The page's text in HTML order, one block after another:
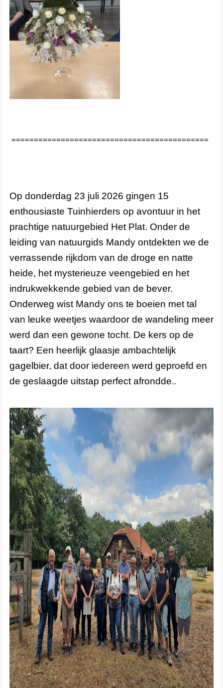
============================================
Op donderdag 23 juli 2026 gingen 15
enthousiaste Tuinhierders op avontuur in het
prachtige natuurgebied Het Plat. Onder de
leiding van natuurgids Mandy ontdekten we de
verrassende rijkdom van de droge en natte
heide, het mysterieuze veengebied en het
indrukwekkende gebied van de bever.
Onderweg wist Mandy ons te boeien met tal
van leuke weetjes waardoor de wandeling meer
werd dan een gewone tocht. De kers op de
taart? Een heerlijk glaasje ambachtelijk
gagelbier, dat door iedereen werd geproefd en
de geslaagde uitstap perfect afrondde..